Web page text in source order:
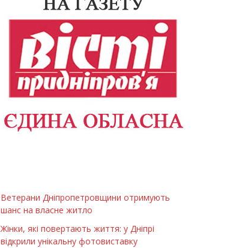
Ветерани Дніпропетровщини отримують
шанс на власне житло
Жінки, які повертають життя: у Дніпрі
відкрили унікальну фотовиставку